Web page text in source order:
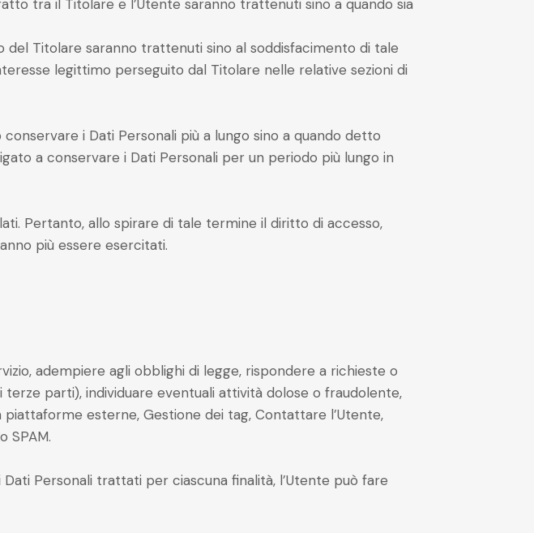
tra il Titolare e l’Utente saranno trattenuti sino a quando sia
Titolare saranno trattenuti sino al soddisfacimento di tale
legittimo perseguito dal Titolare nelle relative sezioni di
i Dati Personali più a lungo sino a quando detto
a conservare i Dati Personali per un periodo più lungo in
Pertanto, allo spirare di tale termine il diritto di accesso,
più essere esercitati.
adempiere agli obblighi di legge, rispondere a richieste o
parti), individuare eventuali attività dolose o fraudolente,
esterne, Gestione dei tag, Contattare l’Utente,
SPAM.
Personali trattati per ciascuna finalità, l’Utente può fare